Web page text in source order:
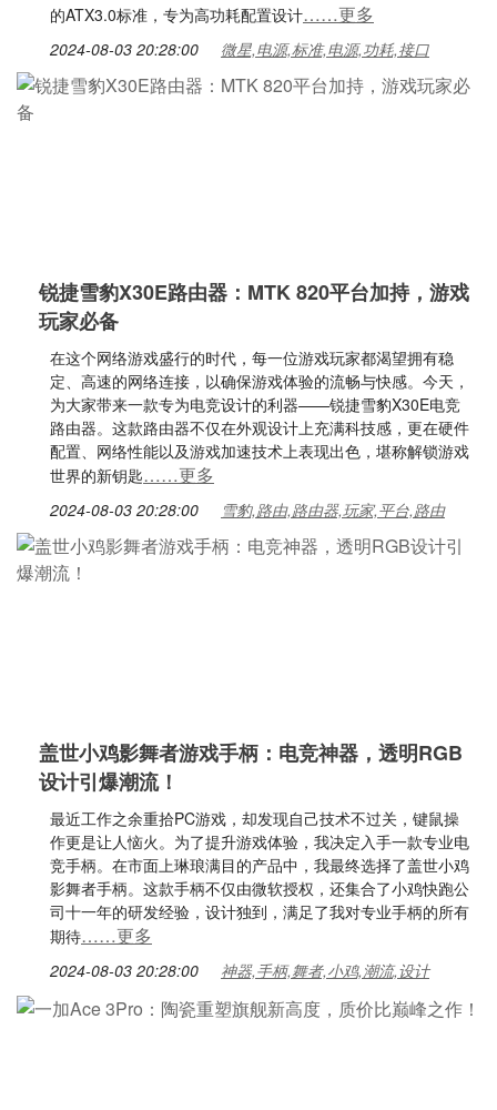
的ATX3.0标准，专为高功耗配置设计……更多
2024-08-03 20:28:00 微星,电源,标准,电源,功耗,接口
锐捷雪豹X30E路由器：MTK 820平台加持，游戏
玩家必备
在这个网络游戏盛行的时代，每一位游戏玩家都渴望拥有稳
定、高速的网络连接，以确保游戏体验的流畅与快感。今天，
为大家带来一款专为电竞设计的利器——锐捷雪豹X30E电竞
路由器。这款路由器不仅在外观设计上充满科技感，更在硬件
配置、网络性能以及游戏加速技术上表现出色，堪称解锁游戏
世界的新钥匙……更多
2024-08-03 20:28:00 雪豹,路由,路由器,玩家,平台,路由
盖世小鸡影舞者游戏手柄：电竞神器，透明RGB
设计引爆潮流！
最近工作之余重拾PC游戏，却发现自己技术不过关，键鼠操
作更是让人恼火。为了提升游戏体验，我决定入手一款专业电
竞手柄。在市面上琳琅满目的产品中，我最终选择了盖世小鸡
影舞者手柄。这款手柄不仅由微软授权，还集合了小鸡快跑公
司十一年的研发经验，设计独到，满足了我对专业手柄的所有
期待……更多
2024-08-03 20:28:00 神器,手柄,舞者,小鸡,潮流,设计